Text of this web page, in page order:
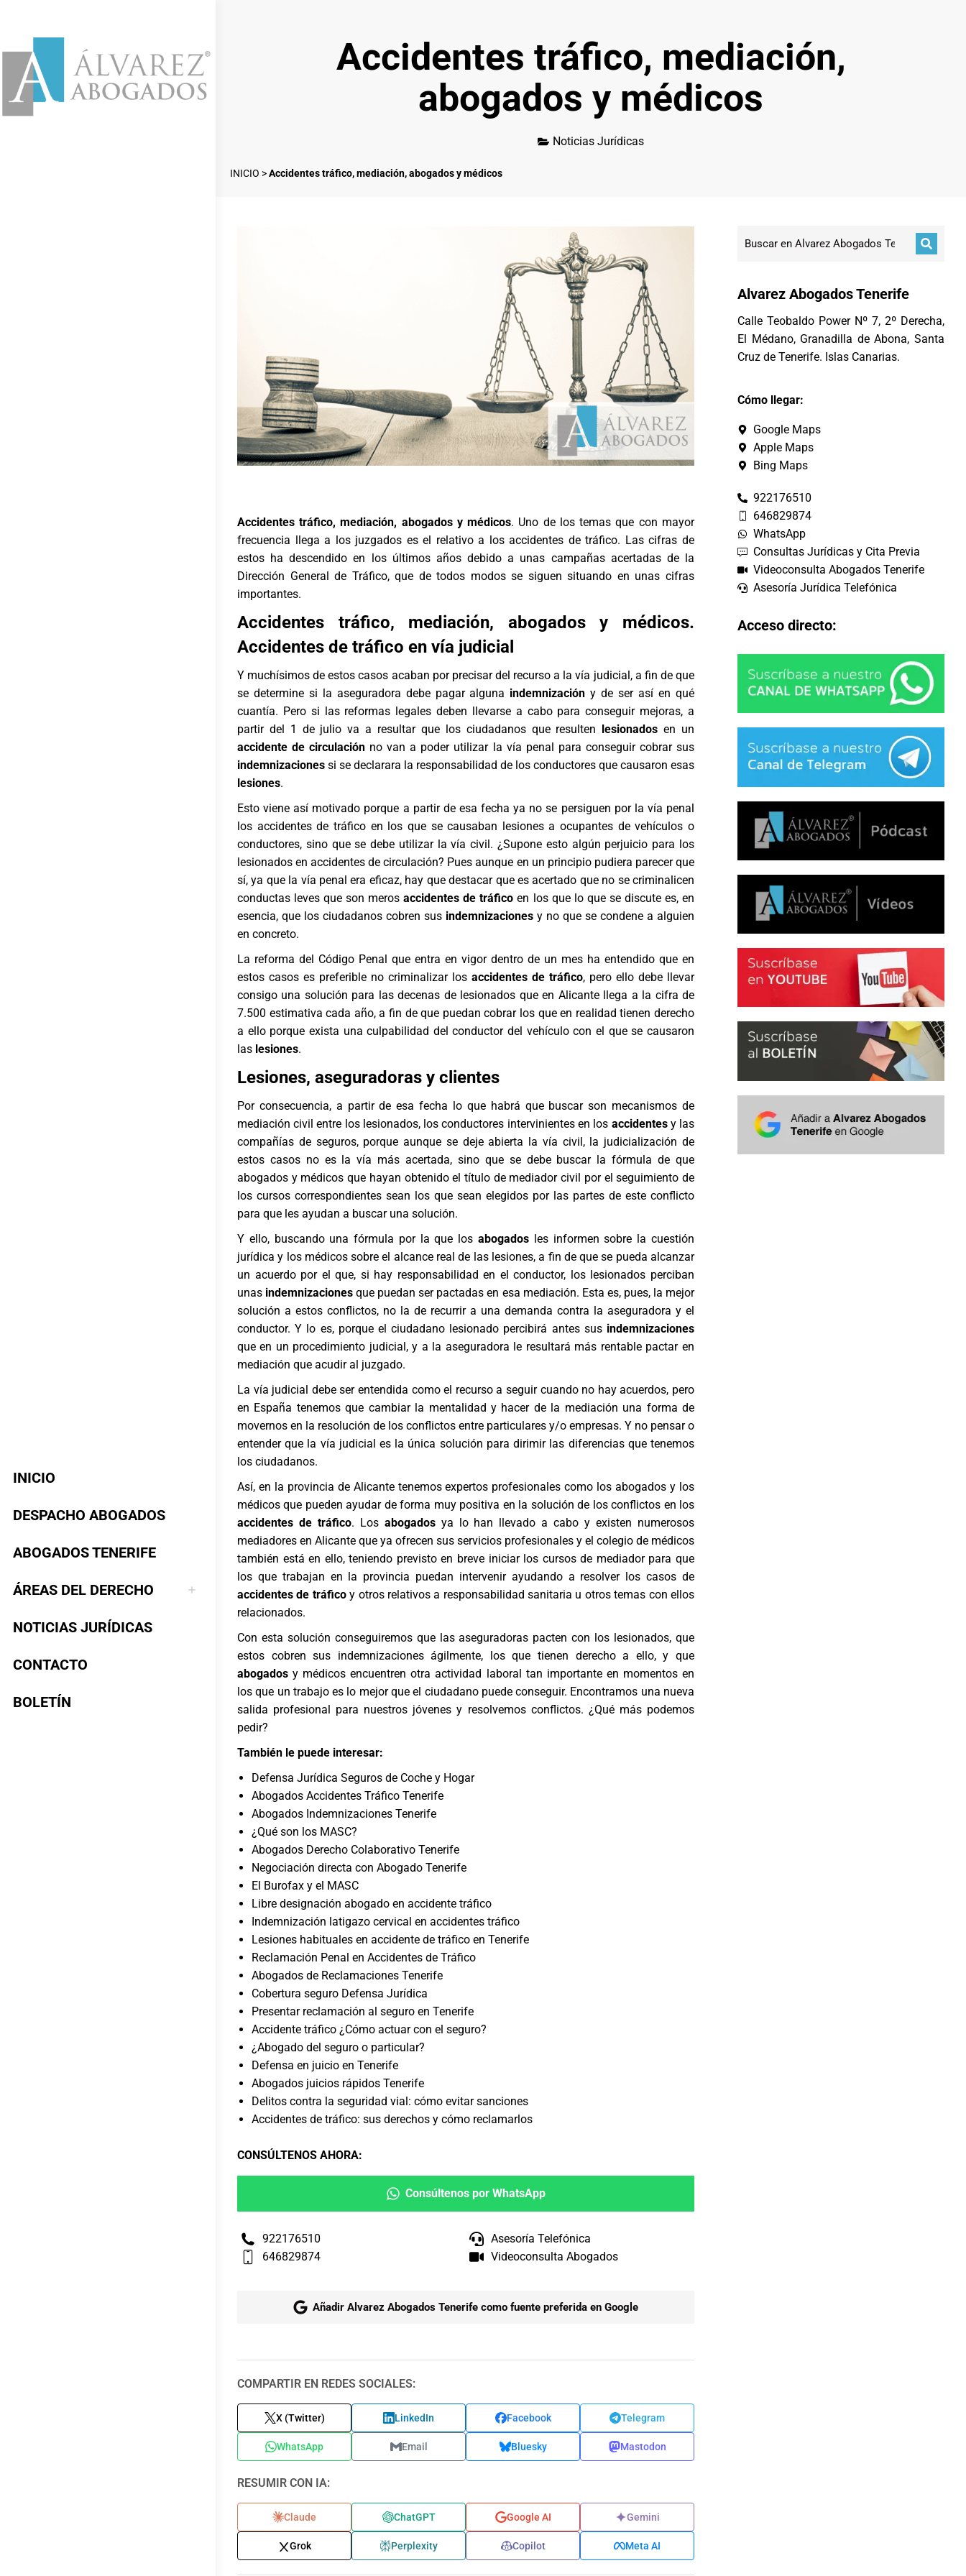
INICIO
DESPACHO ABOGADOS
ABOGADOS TENERIFE
ÁREAS DEL DERECHO
NOTICIAS JURÍDICAS
CONTACTO
BOLETÍN
Accidentes tráfico, mediación,
abogados y médicos
Noticias Jurídicas
INICIO >Accidentes tráfico, mediación, abogados y médicos
Accidentes tráfico, mediación, abogados y médicos. Uno de los temas que con mayor
frecuencia llega a los juzgados es el relativo a losaccidentes de tráfico. Las cifras de
estos ha descendido en los últimos años debido a unas campañas acertadas de la
Dirección General de Tráfico, que de todos modos se siguen situando en unas cifras
importantes.
Accidentes tráfico, mediación, abogados y médicos.
Accidentes de tráfico en vía judicial
Y muchísimos de estos casos acaban por precisar del recurso a la vía judicial, a fin de que
se determine si la aseguradora debe pagar alguna indemnización y de ser así en qué
cuantía. Pero si las reformas legales deben llevarse a cabo para conseguir mejoras, a
partir del 1 de julio va a resultar que los ciudadanos que resulten lesionados en un
accidente de circulación no van a poder utilizar la vía penal para conseguir cobrar sus
indemnizaciones si se declarara la responsabilidad de los conductores que causaron esas
lesiones.
Esto viene así motivado porque a partir de esa fecha ya no se persiguen por la vía penal
los accidentes de tráficoen los que se causaban lesiones a ocupantes de vehículos o
conductores, sino que se debe utilizar la vía civil. ¿Supone esto algún perjuicio para los
lesionados en accidentes de circulación? Pues aunque en un principio pudiera parecer que
sí, ya que la vía penal era eficaz, hay que destacar que es acertado que no se criminalicen
conductas leves que son merosaccidentes de tráfico en los que lo que se discute es, en
esencia, que los ciudadanos cobren sus indemnizaciones y no que se condene a alguien
en concreto.
La reforma del Código Penal que entra en vigor dentro de un mes ha entendido que en
estos casos es preferible no criminalizar los accidentes de tráfico, pero ello debe llevar
consigo una solución para las decenas de lesionados que en Alicante llega a la cifra de
7.500 estimativa cada año, a fin de que puedan cobrar los que en realidad tienen derecho
a ello porque exista una culpabilidad del conductor del vehículo con el que se causaron
las lesiones.
Lesiones, aseguradoras y clientes
Por consecuencia, a partir de esa fecha lo que habrá que buscar son mecanismos de
mediación civil entre los lesionados, los conductores intervinientes en los accidentesy las
compañías de seguros, porque aunque se deje abierta la vía civil, la judicialización de
estos casos no es la vía más acertada, sino que se debe buscar la fórmula de que
abogados y médicos que hayan obtenido el título de mediador civil por el seguimiento de
los cursos correspondientes sean los que sean elegidos por las partes de este conflicto
para que les ayudan a buscar una solución.
Y ello, buscando una fórmula por la que losabogados les informen sobre la cuestión
jurídica y los médicos sobre el alcance real de las lesiones, a fin de que se pueda alcanzar
un acuerdo por el que, si hay responsabilidad en el conductor, los lesionados perciban
unas indemnizaciones que puedan ser pactadas en esa mediación. Esta es, pues, la mejor
solución a estos conflictos, no la de recurrir a una demanda contra la aseguradora y el
conductor. Y lo es, porque el ciudadano lesionado percibirá antes sus indemnizaciones
que en un procedimiento judicial, y a la aseguradora le resultará más rentable pactar en
mediación que acudir al juzgado.
La vía judicial debe ser entendida como el recurso a seguir cuando no hay acuerdos, pero
en España tenemos que cambiar la mentalidad y hacer de la mediación una forma de
movernos en la resolución de los conflictos entre particulares y/o empresas. Y no pensar o
entender que la vía judicial es la única solución para dirimir las diferencias que tenemos
los ciudadanos.
Así, en la provincia de Alicante tenemos expertos profesionales como losabogados y los
médicos que pueden ayudar de forma muy positiva en la solución de los conflictos en los
accidentes de tráfico. Los abogadosya lo han llevado a cabo y existen numerosos
mediadores en Alicante que ya ofrecen sus servicios profesionales y el colegio de médicos
también está en ello, teniendo previsto en breve iniciar los cursos de mediador para que
los que trabajan en la provincia puedan intervenir ayudando a resolver los casos de
accidentes de tráficoy otros relativos a responsabilidad sanitaria u otros temas con ellos
relacionados.
Con esta solución conseguiremos que las aseguradoras pacten con los lesionados, que
estos cobren sus indemnizaciones ágilmente, los que tienen derecho a ello, y que
abogados y médicos encuentren otra actividad laboral tan importante en momentos en
los que un trabajo es lo mejor que el ciudadano puede conseguir. Encontramos una nueva
salida profesional para nuestros jóvenes y resolvemos conflictos. ¿Qué más podemos
pedir?
También le puede interesar:
Defensa Jurídica Seguros de Coche y Hogar
Abogados Accidentes Tráfico Tenerife
Abogados Indemnizaciones Tenerife
¿Qué son los MASC?
Abogados Derecho Colaborativo Tenerife
Negociación directa con Abogado Tenerife
El Burofax y el MASC
Libre designación abogado en accidente tráfico
Indemnización latigazo cervical en accidentes tráfico
Lesiones habituales en accidente de tráfico en Tenerife
Reclamación Penal en Accidentes de Tráfico
Abogados de Reclamaciones Tenerife
Cobertura seguro Defensa Jurídica
Presentar reclamación al seguro en Tenerife
Accidente tráfico ¿Cómo actuar con el seguro?
¿Abogado del seguro o particular?
Defensa en juicio en Tenerife
Abogados juicios rápidos Tenerife
Delitos contra la seguridad vial: cómo evitar sanciones
Accidentes de tráfico: sus derechos y cómo reclamarlos
CONSÚLTENOS AHORA:
Consúltenos por WhatsApp
922176510
646829874
Asesoría Telefónica
Videoconsulta Abogados
Añadir Alvarez Abogados Tenerife como fuente preferida en Google
COMPARTIR EN REDES SOCIALES:
X (Twitter) LinkedIn Facebook Telegram
WhatsApp Email Bluesky Mastodon
RESUMIR CON IA:
Claude ChatGPT Google AI Gemini
Grok Perplexity Copilot Meta AI
Alvarez Abogados Tenerife
Calle Teobaldo Power Nº 7, 2º Derecha,
El Médano, Granadilla de Abona, Santa
Cruz de Tenerife. Islas Canarias.
Cómo llegar:
Google Maps
Apple Maps
Bing Maps
922176510
646829874
WhatsApp
Consultas Jurídicas y Cita Previa
Videoconsulta Abogados Tenerife
Asesoría Jurídica Telefónica
Acceso directo: